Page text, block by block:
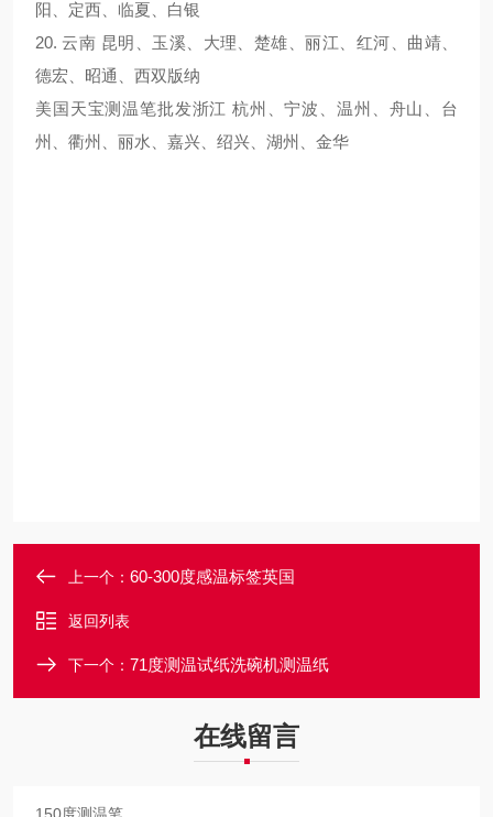
阳、定西、临夏、白银
20. 云南 昆明、玉溪、大理、楚雄、丽江、红河、曲靖、
德宏、昭通、西双版纳
美国天宝测温笔批发浙江 杭州、宁波、温州、舟山、台
州、衢州、丽水、嘉兴、绍兴、湖州、金华
上一个： 60-300度感温标签英国
返回列表
下一个： 71度测温试纸洗碗机测温纸
在线留言